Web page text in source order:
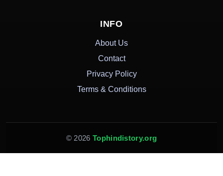
INFO
About Us
Contact
Privacy Policy
Terms & Conditions
© 2026 Tophindistory.org